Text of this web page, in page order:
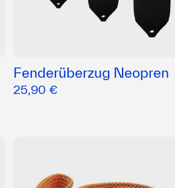
Fenderüberzug Neopren
25,90 €